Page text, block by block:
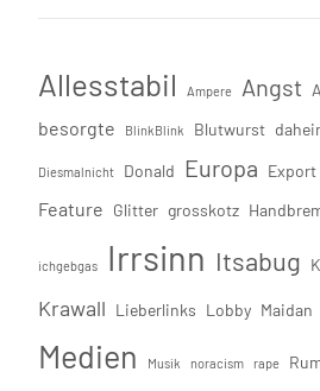
Allesstabil Ampere Angst
besorgte BlinkBlink Blutwurst
Diesmalnicht Donald Europa Export
Feature Glitter grosskotz
ichgebgas Irrsinn Itsabug
Krawall Lieberlinks Lobby Maidan
Medien Musik noracism rape